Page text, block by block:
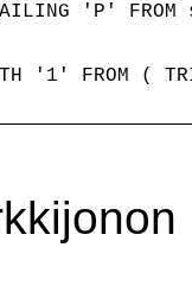
'P'
'1' FROM (